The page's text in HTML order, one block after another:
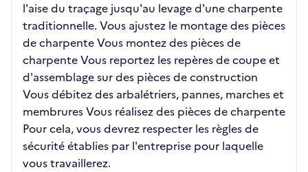
l'aise du traçage jusqu'au levage d'une charpente
traditionnelle. Vous ajustez le montage des pièces
de charpente Vous montez des pièces de
charpente Vous reportez les repères de coupe et
d'assemblage sur des pièces de construction
Vous débitez des arbalétriers, pannes, marches et
membrures Vous réalisez des pièces de charpente
Pour cela, vous devrez respecter les règles de
sécurité établies par l'entreprise pour laquelle
vous travaillerez.